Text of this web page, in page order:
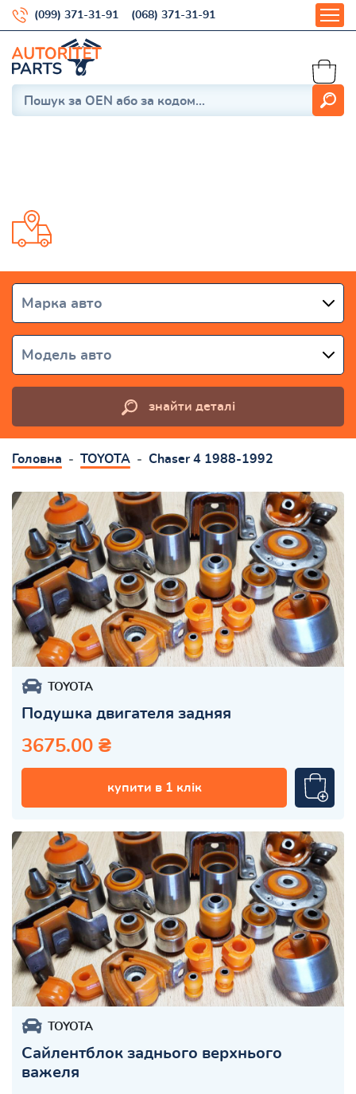
(099) 371-31-91 (068) 371-31-91
Марка авто
Модель авто
знайти деталі
Головна TOYOTA Chaser 4 1988-1992
TOYOTA
Подушка двигателя задняя
3675.00 ₴
купити в 1 клік
TOYOTA
Сайлентблок заднього верхнього
важеля